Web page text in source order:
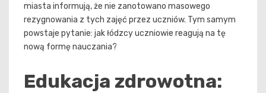
miasta informują, że nie zanotowano masowego
rezygnowania z tych zajęć przez uczniów. Tym samym
powstaje pytanie: jak łódzcy uczniowie reagują na tę
nową formę nauczania?
Edukacja zdrowotna: